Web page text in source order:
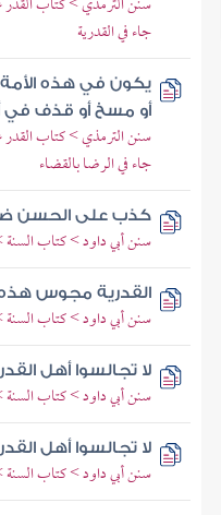
جاء في القدرية
يكون في هذه
أو مسخ أو قذف في
سنن الترمذي > كتاب
جاء في الرضا بالقضاء
كذب على الحسن
سنن أبي داود > كتاب
القدرية مجوس هذه
سنن أبي داود > كتاب
لا تجالسوا أهل
سنن أبي داود > كتاب
لا تجالسوا أهل القدر
سنن أبي داود > كتاب